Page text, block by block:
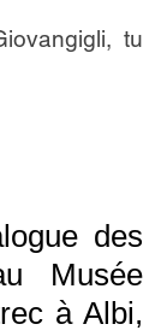
tu
des
Musée
à Albi,